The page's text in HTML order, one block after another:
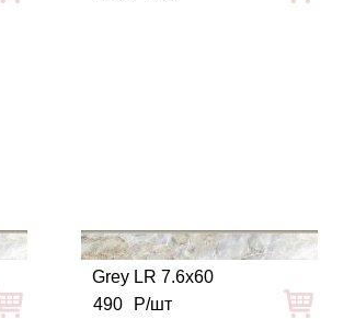
Grey LR 7.6x60
490
Р/шт